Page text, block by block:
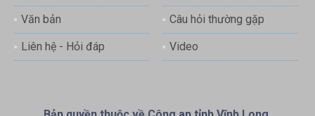
Văn bản Câu hỏi thường gặp
Liên hệ - Hỏi đáp Video